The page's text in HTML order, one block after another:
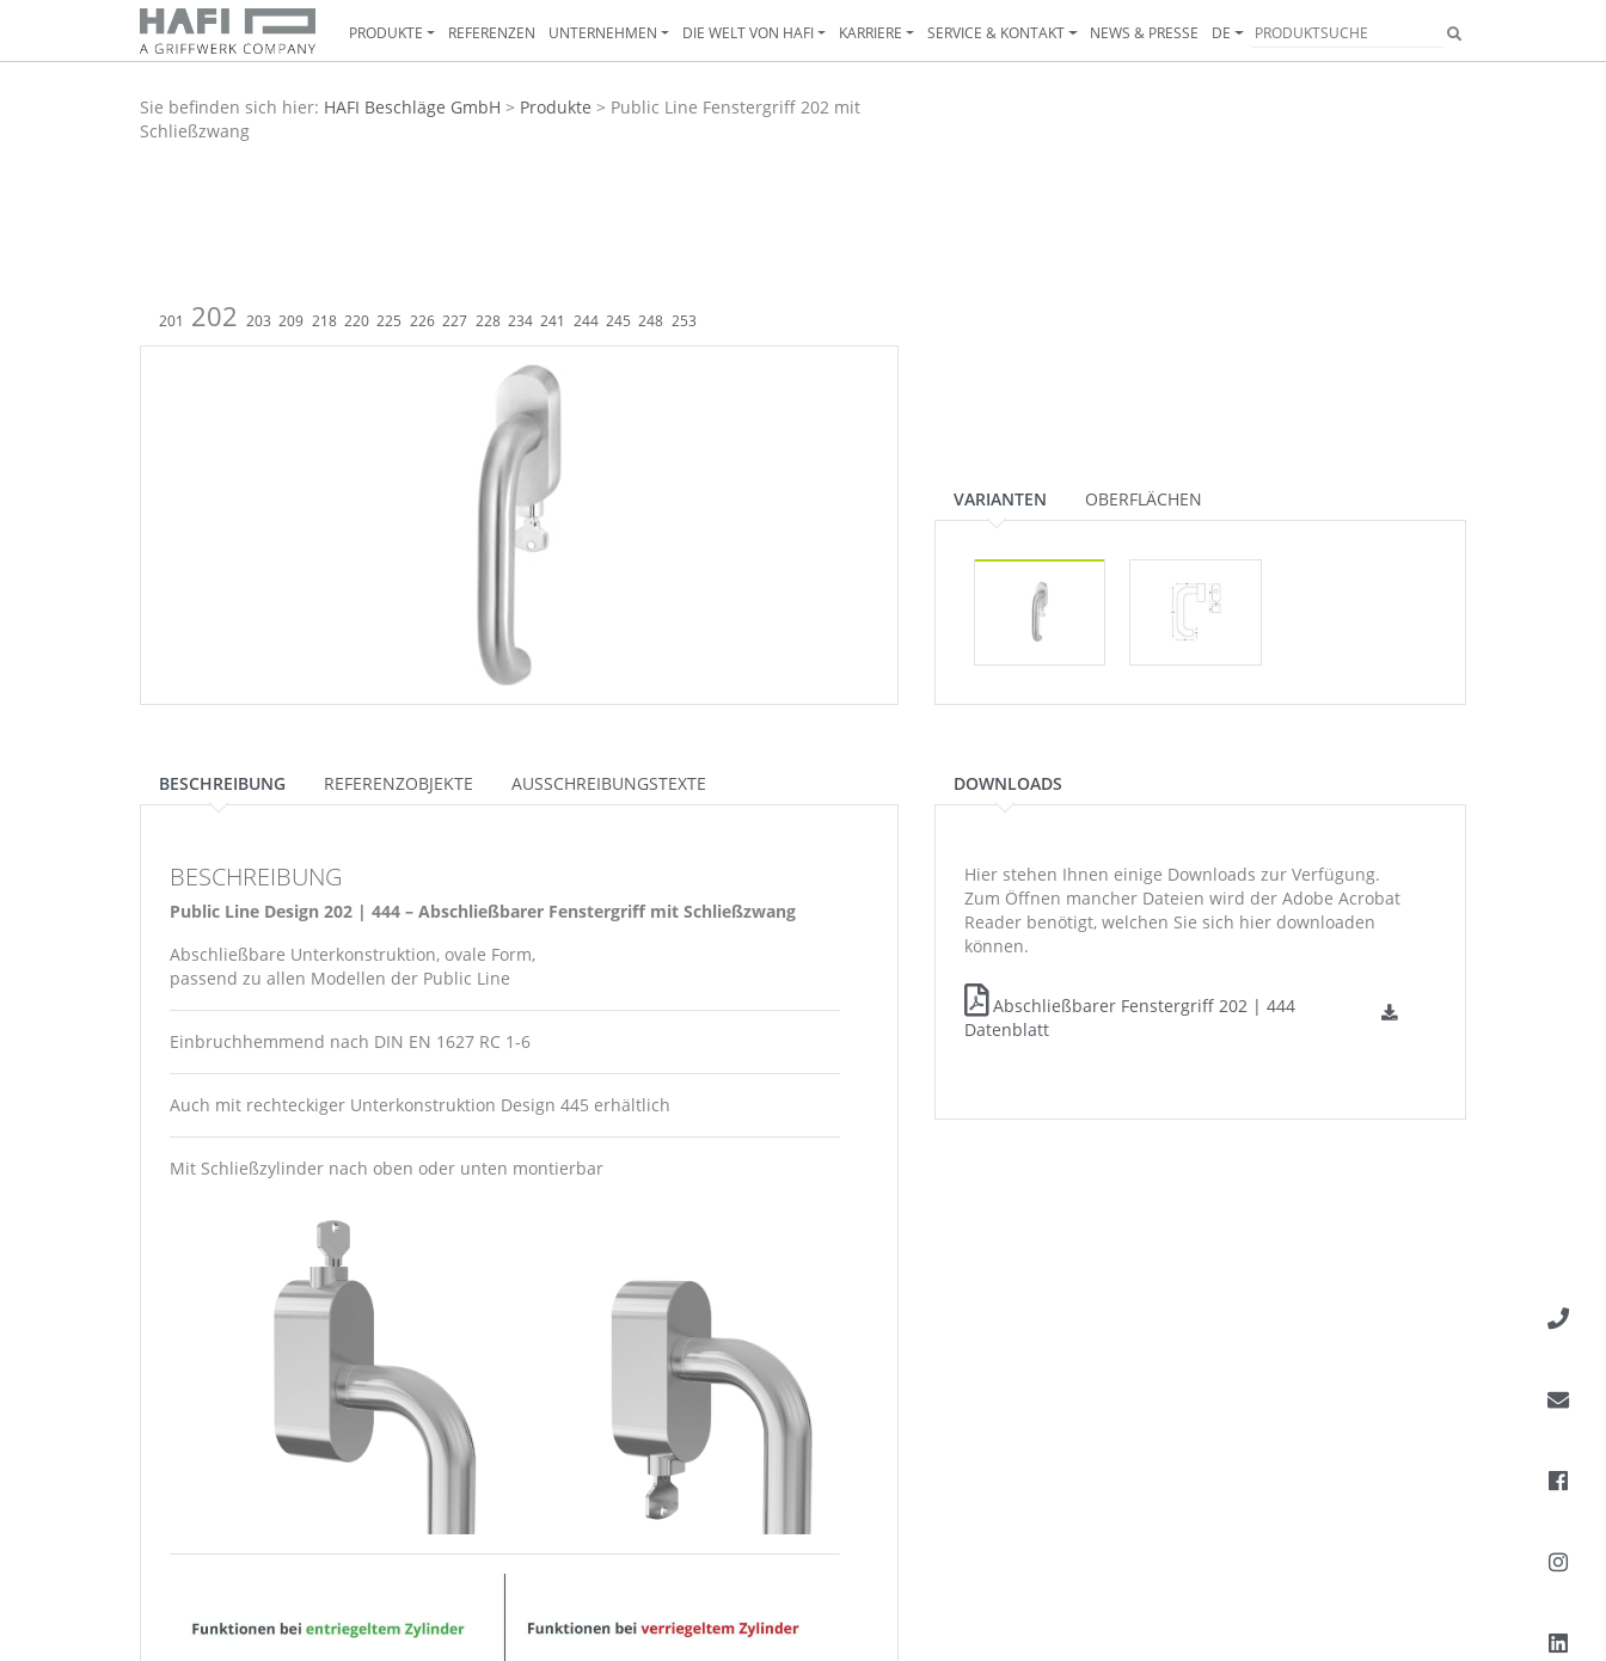
PRODUKTE REFERENZEN UNTERNEHMEN DIE WELT VON HAFI KARRIERE SERVICE & KONTAKT NEWS & PRESSE DE
Sie befinden sich hier: HAFI Beschläge GmbH > Produkte > Public Line Fenstergriff 202 mit
Schließzwang
201 202 203 209 218 220 225 226 227 228 234 241 244 245 248 253
VARIANTEN OBERFLÄCHEN
BESCHREIBUNG REFERENZOBJEKTE AUSSCHREIBUNGSTEXTE
BESCHREIBUNG
Public Line Design 202 | 444 – Abschließbarer Fenstergriff mit Schließzwang
Abschließbare Unterkonstruktion, ovale Form,
passend zu allen Modellen der Public Line
Einbruchhemmend nach DIN EN 1627 RC 1-6
Auch mit rechteckiger Unterkonstruktion Design 445 erhältlich
Mit Schließzylinder nach oben oder unten montierbar
DOWNLOADS
Hier stehen Ihnen einige Downloads zur Verfügung.
Zum Öffnen mancher Dateien wird der Adobe Acrobat
Reader benötigt, welchen Sie sich hier downloaden
können.
Abschließbarer Fenstergriff 202 | 444
Datenblatt